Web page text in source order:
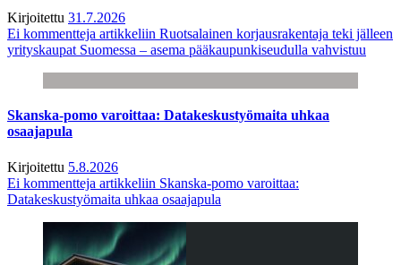
Kirjoitettu 31.7.2026
Ei kommentteja artikkeliin Ruotsalainen korjausrakentaja teki jälleen
yrityskaupat Suomessa – asema pääkaupunkiseudulla vahvistuu
Skanska-pomo varoittaa: Datakeskustyömaita uhkaa
osaajapula
Kirjoitettu 5.8.2026
Ei kommentteja artikkeliin Skanska-pomo varoittaa:
Datakeskustyömaita uhkaa osaajapula